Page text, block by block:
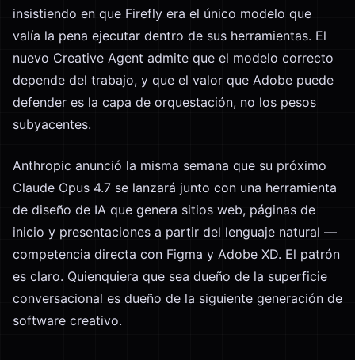
insistiendo en que Firefly era el único modelo que
valía la pena ejecutar dentro de sus herramientas. El
nuevo Creative Agent admite que el modelo correcto
depende del trabajo, y que el valor que Adobe puede
defender es la capa de orquestación, no los pesos
subyacentes.
Anthropic anunció la misma semana que su próximo
Claude Opus 4.7 se lanzará junto con una herramienta
de diseño de IA que genera sitios web, páginas de
inicio y presentaciones a partir del lenguaje natural —
competencia directa con Figma y Adobe XD. El patrón
es claro. Quienquiera que sea dueño de la superficie
conversacional es dueño de la siguiente generación de
software creativo.